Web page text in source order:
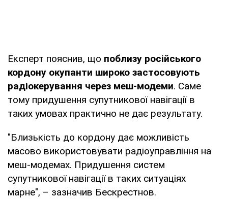
Експерт пояснив, що поблизу російського
кордону окупанти широко застосовують
радіокерування через меш-модеми. Саме
тому придушення супутникової навігації в
таких умовах практично не дає результату.
"Близькість до кордону дає можливість
масово використовувати радіоуправління на
меш-модемах. Придушення систем
супутникової навігації в таких ситуаціях
марне", – зазначив Бескрестнов.